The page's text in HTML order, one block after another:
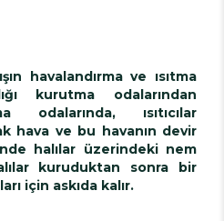
havalandırma ve ısıtma
kurutma odalarından
odalarında, ısıtıcılar
hava ve bu havanın devir
halılar üzerindeki nem
kuruduktan sonra bir
için askıda kalır.